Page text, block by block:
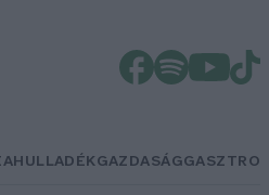
HULLADÉKGAZDASÁGGASZTRO